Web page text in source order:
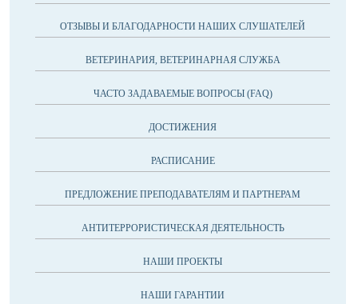
ОТЗЫВЫ И БЛАГОДАРНОСТИ НАШИХ СЛУШАТЕЛЕЙ
ВЕТЕРИНАРИЯ, ВЕТЕРИНАРНАЯ СЛУЖБА
ЧАСТО ЗАДАВАЕМЫЕ ВОПРОСЫ (FAQ)
ДОСТИЖЕНИЯ
РАСПИСАНИЕ
ПРЕДЛОЖЕНИЕ ПРЕПОДАВАТЕЛЯМ И ПАРТНЕРАМ
АНТИТЕРРОРИСТИЧЕСКАЯ ДЕЯТЕЛЬНОСТЬ
НАШИ ПРОЕКТЫ
НАШИ ГАРАНТИИ